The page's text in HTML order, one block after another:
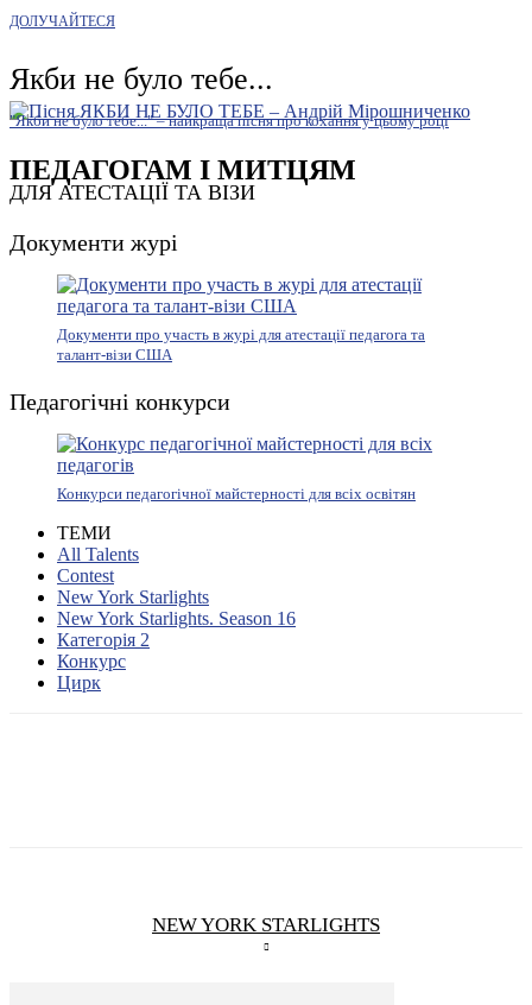
ДОЛУЧАЙТЕСЯ
Якби не було тебе...
"Якби не було тебе..." – найкраща пісня про кохання у цьому році
ПЕДАГОГАМ І МИТЦЯМ
ДЛЯ АТЕСТАЦІЇ ТА ВІЗИ
Документи журі
Документи про участь в журі для атестації педагога та
талант-візи США
Педагогічні конкурси
Конкурси педагогічної майстерності для всіх освітян
ТЕМИ
All Talents
Contest
New York Starlights
New York Starlights. Season 16
Категорія 2
Конкурс
Цирк
NEW YORK STARLIGHTS